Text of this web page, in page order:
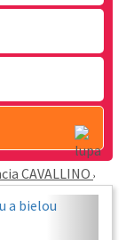
CAVALLINO